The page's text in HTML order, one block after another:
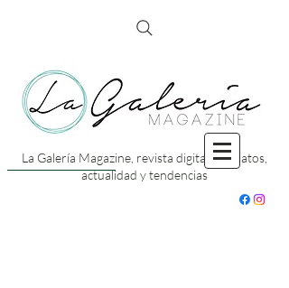
La Galería Magazine, revista digital con datos,
actualidad y tendencias